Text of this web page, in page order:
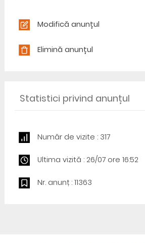
Modifică anunțul
Elimină anunțul
Statistici privind anunțul
Număr de vizite : 317
Ultima vizită : 26/07 ore 16:52
Nr. anunț : 11363